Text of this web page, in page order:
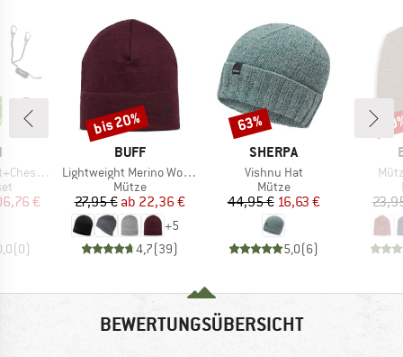
Set
Preis
€
(0)
MARKE
BUFF
Artikel
Lightweight Merino Wool Hat
Produktgruppe
Mütze
Preis
27,95 € reduzierter Preis
ab 22,36 €
+5
4,7(39)
Rabatt
bis 20%
MARKE
SHERPA
Artikel
Vishnu Hat
Produktgruppe
Mütze
Preis
44,95 €reduzierter Preis
16,63 €
5,0(6)
Rabatt
63%
BEWERTUNGSÜBERSICHT